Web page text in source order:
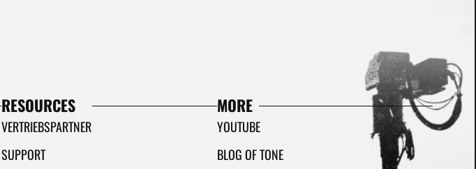
RESOURCES
VERTRIEBSPARTNER
SUPPORT
MORE
YOUTUBE
BLOG OF TONE